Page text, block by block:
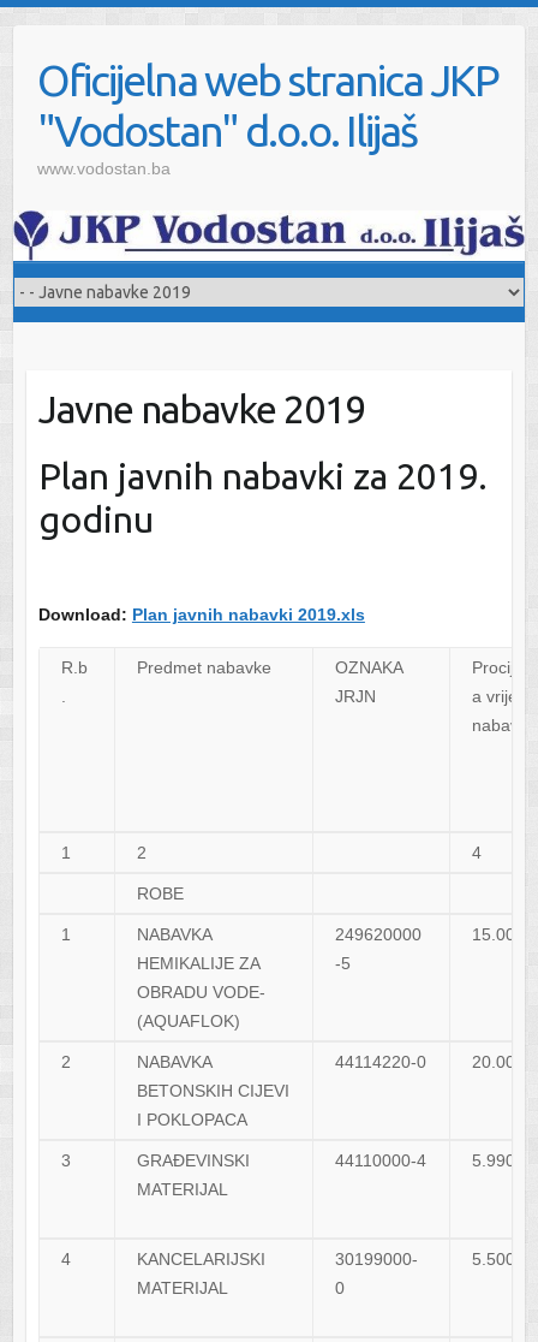
Oficijelna web stranica JKP
"Vodostan" d.o.o. Ilijaš
www.vodostan.ba
Javne nabavke 2019
Plan javnih nabavki za 2019.
godinu
Download: Plan javnih nabavki 2019.xls
R.b
Predmet nabavke
OZNAKA
JRJN
a
nabavke
1 2 4
ROBE
1
NABAVKA
HEMIKALIJE ZA
OBRADU VODE-
(AQUAFLOK)
249620000
-5
2
NABAVKA
BETONSKIH CIJEVI
I POKLOPACA
44114220-0
3
GRAĐEVINSKI
MATERIJAL
44110000-4
4
KANCELARIJSKI
MATERIJAL
30199000-
0